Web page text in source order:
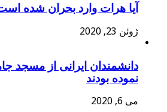
آیا هرات وارد بحران شده
ژوئن 23, 2020
دانشمندان ایرانی از مسجد
نموده بودند
می 6, 2020